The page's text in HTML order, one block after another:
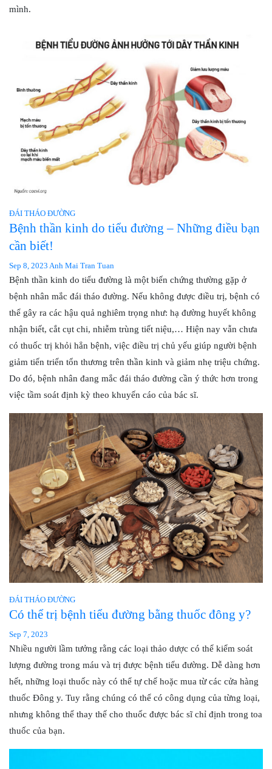
mình.
ĐÁI THÁO ĐƯỜNG
Bệnh thần kinh do tiểu đường – Những điều bạn
cần biết!
Sep 8, 2023 Anh Mai Tran Tuan
Bệnh thần kinh do tiểu đường là một biến chứng thường gặp ở
bệnh nhân mắc đái tháo đường. Nếu không được điều trị, bệnh có
thể gây ra các hậu quả nghiêm trọng như: hạ đường huyết không
nhận biết, cắt cụt chi, nhiễm trùng tiết niệu,… Hiện nay vẫn chưa
có thuốc trị khỏi hẳn bệnh, việc điều trị chủ yếu giúp người bệnh
giảm tiến triển tổn thương trên thần kinh và giảm nhẹ triệu chứng.
Do đó, bệnh nhân đang mắc đái tháo đường cần ý thức hơn trong
việc tầm soát định kỳ theo khuyến cáo của bác sĩ.
ĐÁI THÁO ĐƯỜNG
Có thể trị bệnh tiểu đường bằng thuốc đông y?
Sep 7, 2023
Nhiều người lầm tưởng rằng các loại thảo dược có thể kiểm soát
lượng đường trong máu và trị được bệnh tiểu đường. Dễ dàng hơn
hết, những loại thuốc này có thể tự chế hoặc mua từ các cửa hàng
thuốc Đông y. Tuy rằng chúng có thể có công dụng của từng loại,
nhưng không thể thay thế cho thuốc được bác sĩ chỉ định trong toa
thuốc của bạn.